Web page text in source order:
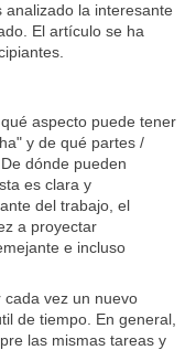
la interesante
El artículo se ha
aspecto puede tener
y de qué partes /
dónde pueden
es clara y
del trabajo, el
a proyectar
e incluso
vez un nuevo
de tiempo. En general,
las mismas tareas y